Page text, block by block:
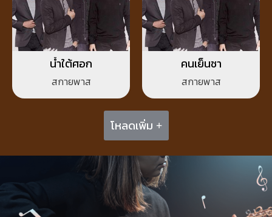
น้ำใต้ศอก
สกายพาส
คนเย็นชา
สกายพาส
โหลดเพิ่ม +